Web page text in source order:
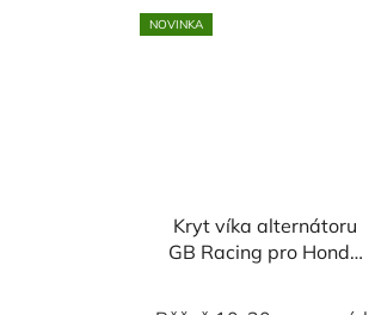
NOVINKA
Kryt víka alternátoru
GB Racing pro Honda